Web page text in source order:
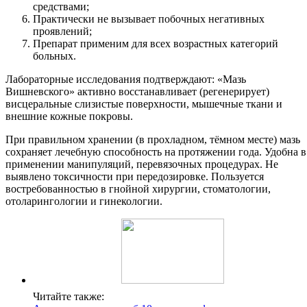
средствами;
Практически не вызывает побочных негативных
проявлений;
Препарат применим для всех возрастных категорий
больных.
Лабораторные исследования подтверждают: «Мазь
Вишневского» активно восстанавливает (регенерирует)
висцеральные слизистые поверхности, мышечные ткани и
внешние кожные покровы.
При правильном хранении (в прохладном, тёмном месте) мазь
сохраняет лечебную способность на протяжении года. Удобна в
применении манипуляций, перевязочных процедурах. Не
выявлено токсичности при передозировке. Пользуется
востребованностью в гнойной хирургии, стоматологии,
отоларингологии и гинекологии.
Читайте также: